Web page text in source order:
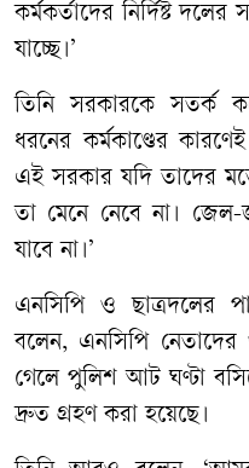
কর্মকর্তাদের নির্দিষ্ট
যাচ্ছে।’
তিনি সরকারকে সতর্ক
ধরনের কর্মকাণ্ডের
এই সরকার যদি তাদের
তা মেনে নেবে না। জেল-
যাবে না।’
এনসিপি ও ছাত্রদলের
বলেন, এনসিপি
গেলে পুলিশ আট ঘণ্টা
দ্রুত গ্রহণ করা হয়েছে।